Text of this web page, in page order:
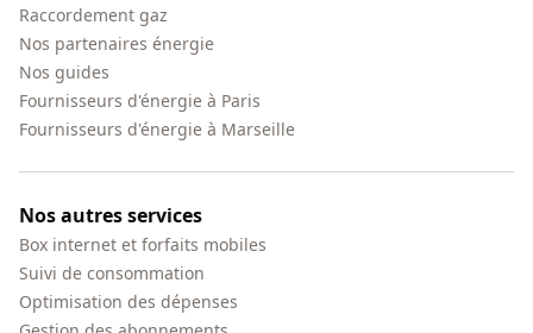
Raccordement gaz
Nos partenaires énergie
Nos guides
Fournisseurs d'énergie à Paris
Fournisseurs d'énergie à Marseille
Nos autres services
Box internet et forfaits mobiles
Suivi de consommation
Optimisation des dépenses